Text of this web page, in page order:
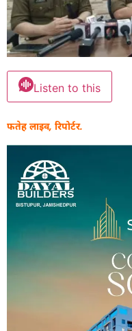
Listen to this
फतेह लाइव, रिपोर्टर.